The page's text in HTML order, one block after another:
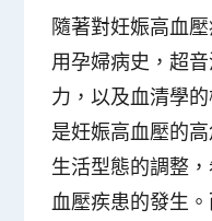
隨著對妊娠高血
用孕婦病史，超
力，以及血清學
是妊娠高血壓的
生活型態的調整
血壓疾患的發生